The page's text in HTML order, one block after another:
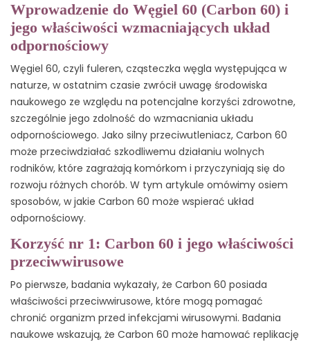
Wprowadzenie do Węgiel 60 (Carbon 60) i
jego właściwości wzmacniających układ
odpornościowy
Węgiel 60, czyli fuleren, cząsteczka węgla występująca w
naturze, w ostatnim czasie zwrócił uwagę środowiska
naukowego ze względu na potencjalne korzyści zdrowotne,
szczególnie jego zdolność do wzmacniania układu
odpornościowego. Jako silny przeciwutleniacz, Carbon 60
może przeciwdziałać szkodliwemu działaniu wolnych
rodników, które zagrażają komórkom i przyczyniają się do
rozwoju różnych chorób. W tym artykule omówimy osiem
sposobów, w jakie Carbon 60 może wspierać układ
odpornościowy.
Korzyść nr 1: Carbon 60 i jego właściwości
przeciwwirusowe
Po pierwsze, badania wykazały, że Carbon 60 posiada
właściwości przeciwwirusowe, które mogą pomagać
chronić organizm przed infekcjami wirusowymi. Badania
naukowe wskazują, że Carbon 60 może hamować replikację